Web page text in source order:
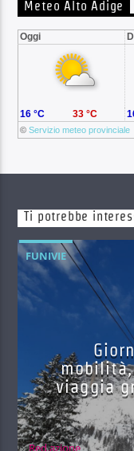
Meteo Alto Adige
Oggi
©Servizio meteo provinciale
16 °C 33 °C
Ti potrebbe
FUNIVIE
viaggia
Red.azione